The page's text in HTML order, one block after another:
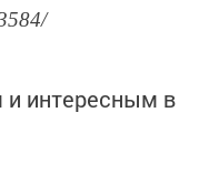
интересным в